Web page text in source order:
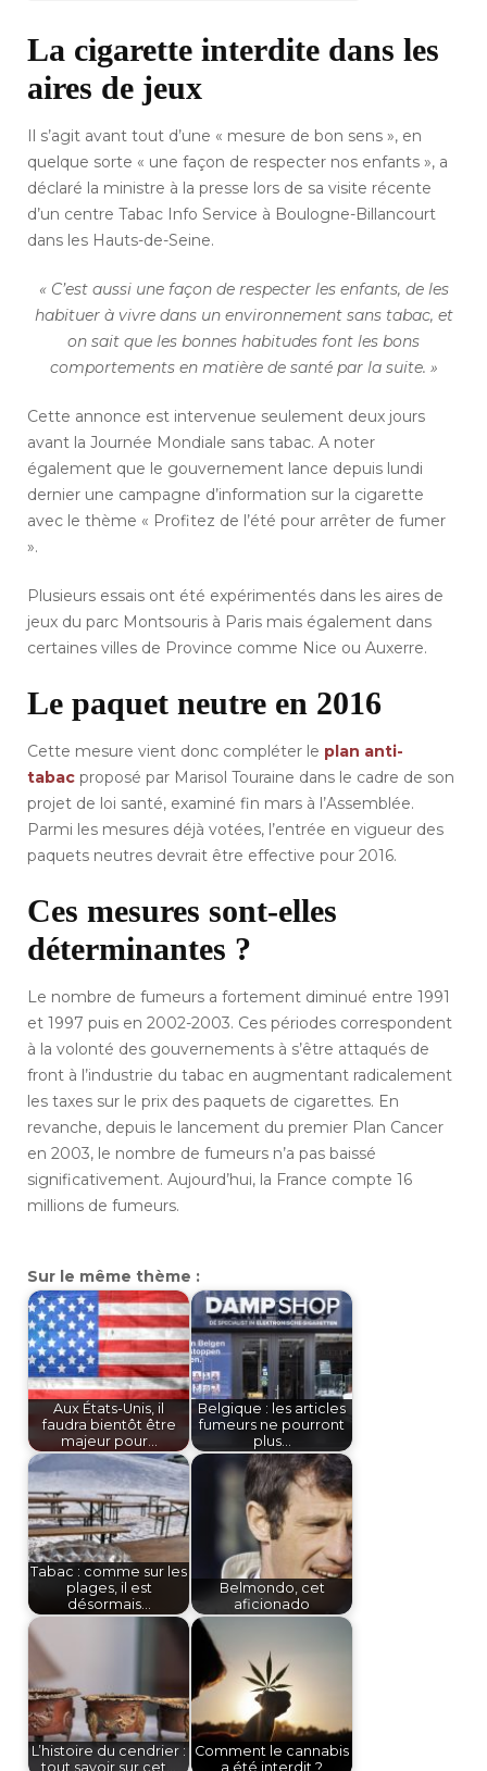
La cigarette interdite dans les
aires de jeux
Il s’agit avant tout d’une « mesure de bon sens », en
quelque sorte « une façon de respecter nos enfants », a
déclaré la ministre à la presse lors de sa visite récente
d’un centre Tabac Info Service à Boulogne-Billancourt
dans les Hauts-de-Seine.
« C’est aussi une façon de respecter les enfants, de les
habituer à vivre dans un environnement sans tabac, et
on sait que les bonnes habitudes font les bons
comportements en matière de santé par la suite. »
Cette annonce est intervenue seulement deux jours
avant la Journée Mondiale sans tabac. A noter
également que le gouvernement lance depuis lundi
dernier une campagne d’information sur la cigarette
avec le thème « Profitez de l’été pour arrêter de fumer
».
Plusieurs essais ont été expérimentés dans les aires de
jeux du parc Montsouris à Paris mais également dans
certaines villes de Province comme Nice ou Auxerre.
Le paquet neutre en 2016
Cette mesure vient donc compléter le plan anti-
tabac proposé par Marisol Touraine dans le cadre de son
projet de loi santé, examiné fin mars à l’Assemblée.
Parmi les mesures déjà votées, l’entrée en vigueur des
paquets neutres devrait être effective pour 2016.
Ces mesures sont-elles
déterminantes ?
Le nombre de fumeurs a fortement diminué entre 1991
et 1997 puis en 2002-2003. Ces périodes correspondent
à la volonté des gouvernements à s’être attaqués de
front à l’industrie du tabac en augmentant radicalement
les taxes sur le prix des paquets de cigarettes. En
revanche, depuis le lancement du premier Plan Cancer
en 2003, le nombre de fumeurs n’a pas baissé
significativement. Aujourd’hui, la France compte 16
millions de fumeurs.
Sur le même thème :
Aux États-Unis, il
faudra bientôt être
majeur pour…
Belgique : les articles
fumeurs ne pourront
plus…
Tabac : comme sur les
plages, il est
désormais…
Belmondo, cet
aficionado
L’histoire du cendrier :
tout savoir sur cet…
Comment le cannabis
a été interdit ?